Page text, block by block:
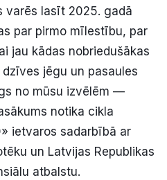
varēs lasīt 2025. gadā
par pirmo mīlestību, par
jau kādas nobriedušākas
jēgu un pasaules
no mūsu izvēlēm —
notika cikla
ietvaros sadarbībā ar
un Latvijas Republikas
atbalstu.